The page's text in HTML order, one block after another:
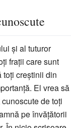
și al tuturor
frații care sunt
toți creștinii din
El vrea să
de toți
pe învățătorii